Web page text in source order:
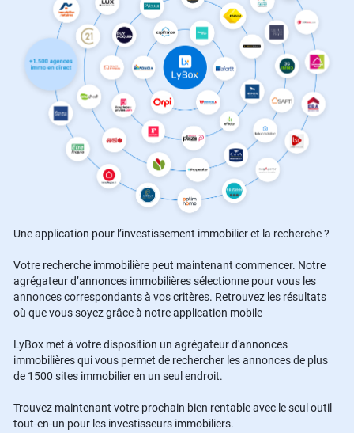
Une application pour l’investissement immobilier et la recherche ?
Votre recherche immobilière peut maintenant commencer. Notre
agrégateur d’annonces immobilières sélectionne pour vous les
annonces correspondants à vos critères. Retrouvez les résultats
où que vous soyez grâce à notre application mobile
LyBox met à votre disposition un agrégateur d'annonces
immobilières qui vous permet de rechercher les annonces de plus
de 1500 sites immobilier en un seul endroit.
Trouvez maintenant votre prochain bien rentable avec le seul outil
tout-en-un pour les investisseurs immobiliers.